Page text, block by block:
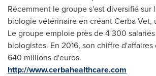
Récemment le groupe s'est diversifié sur
biologie vétérinaire en créant Cerba
Le groupe emploie près de 4 300
biologistes. En 2016, son chiffre
640 millions d'euros.
http://www.cerbahealthcare.com